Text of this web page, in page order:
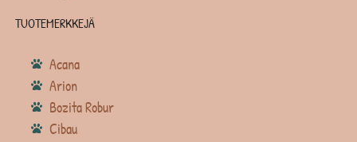
TUOTEMERKKEJÄ
Acana
Arion
Bozita Robur
Cibau